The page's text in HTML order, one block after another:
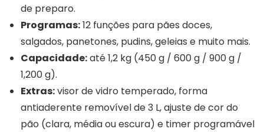
de preparo.
Programas:12 funções para pães doces,
salgados, panetones, pudins, geleias e muito mais.
Capacidade:até 1,2 kg (450 g / 600 g / 900 g /
1,200 g).
Extras:visor de vidro temperado, forma
antiaderente removível de 3 L, ajuste de cor do
pão (clara, média ou escura) e timer programável